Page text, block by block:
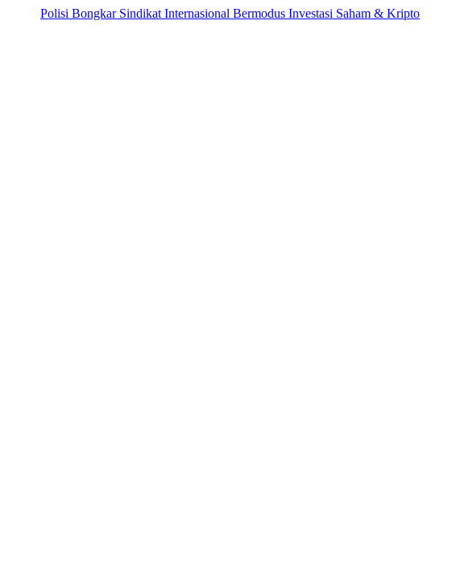
Polisi Bongkar Sindikat Internasional Bermodus Investasi Saham & Kripto